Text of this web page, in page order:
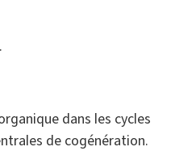
dans les cycles
de cogénération.